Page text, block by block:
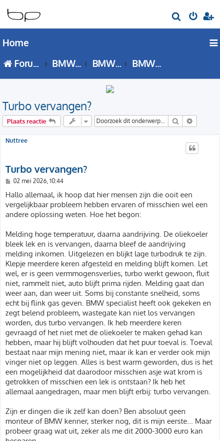
o
Home
Forumoverzicht
BMW 2 Serie BMW 2 Serie - F45 / F46 forum BMW 2 Serie (F45 / F46) Techniek
Turbo vervangen?
Plaats reactie Zoek
Nuttree
Turbo vervangen?
B
r
i
c
h
t
02 mei 2026, 10:44
Hallo allemaal, ik hoop dat hier mensen zijn die ooit een
vergelijkbaar probleem hebben ervaren of misschien wel een
andere oplossing weten. Hoe het begon:
Melding hoge temperatuur, daarna aandrijving. De oliekoeler
bleek lek en is vervangen, daarna bleef de aandrijving
melding inkomen. Uitgelezen en blijkt lage turbodruk te zijn.
Klepje meerdere keren afgesteld en melding blijft komen. Let
wel, er is geen vermmogensverlies, turbo werkt gewoon, fluit
niet, rammelt niet, auto blijft prima rijden. Melding gaat dan
weer aan, dan weer uit. Soms bij constante snelheid, soms
echt bij flink gas geven. BMW specialist heeft ook gekeken en
zegt belend probleem, wastegate kan niet los vervangen
worden, dus turbo vervangen. Ik heb meerdere keren
gevraagd of het niet met de oliekoeler te maken gehad kan
hebben, maar hij blijft volhouden dat het puur toeval is. Toeval
bestaat naar mijn mening niet, maar ik kan er verder ook mijn
vinger niet op leggen. Alles is best warm geworden, dus is het
een mogelijkheid dat daarodoor misschien asje wat krom is
getrokken of misschien een lek is ontstaan? Ik heb het
allemaal aangedragen, maar men blijft erbij: turbo vervangen.
Zijn er dingen die ik zelf kan doen? Ben absoluut geen
monteur of BMW kenner, sterker nog, dit is mijn eerste... Maar
probeer graag wat uit, zeker als me dit 2000-3000 euro kan